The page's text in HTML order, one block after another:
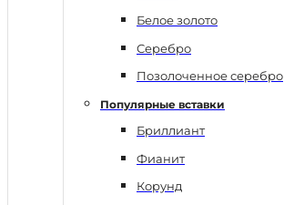
Белое золото
Серебро
Позолоченное серебро
Популярные вставки
Бриллиант
Фианит
Корунд